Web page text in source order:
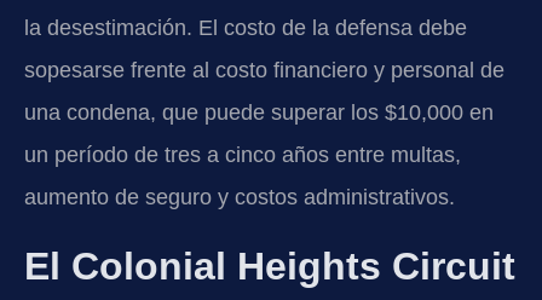
la desestimación. El costo de la defensa debe
sopesarse frente al costo financiero y personal de
una condena, que puede superar los $10,000 en
un período de tres a cinco años entre multas,
aumento de seguro y costos administrativos.
El Colonial Heights Circuit